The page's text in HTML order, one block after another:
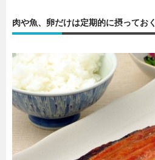
肉や魚、卵だけは定期的に摂っておく